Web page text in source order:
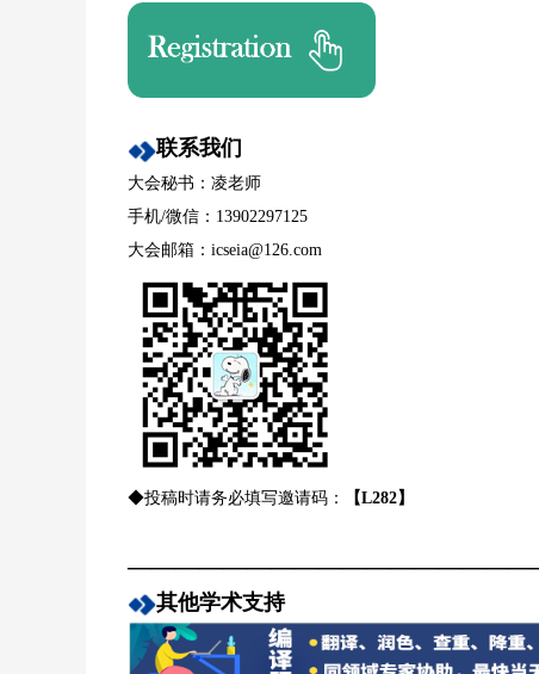
联系我们
大会秘书：凌老师
手机/微信：13902297125
大会邮箱：icseia@126.com
◆投稿时请务必填写邀请码： 【L282】
其他学术支持